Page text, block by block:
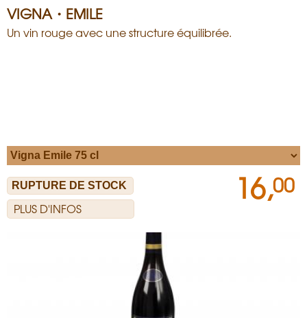
VIGNA・EMILE
Un vin rouge avec une structure équilibrée.
PLUS D'INFOS
16,00